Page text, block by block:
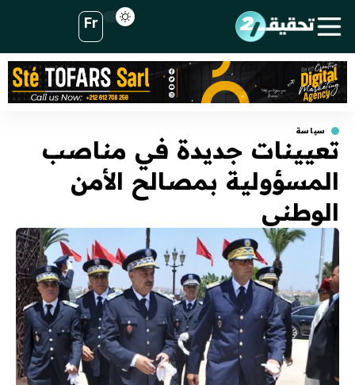
Fr
سياسة
تعيينات جديدة في مناصب
المسؤولية بمصالح الأمن
الوطني